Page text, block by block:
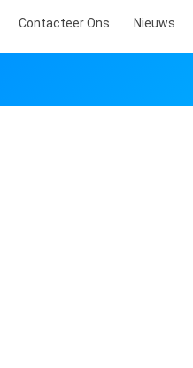
Contacteer Ons Nieuws